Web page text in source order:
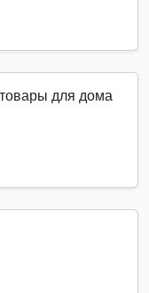
для дома